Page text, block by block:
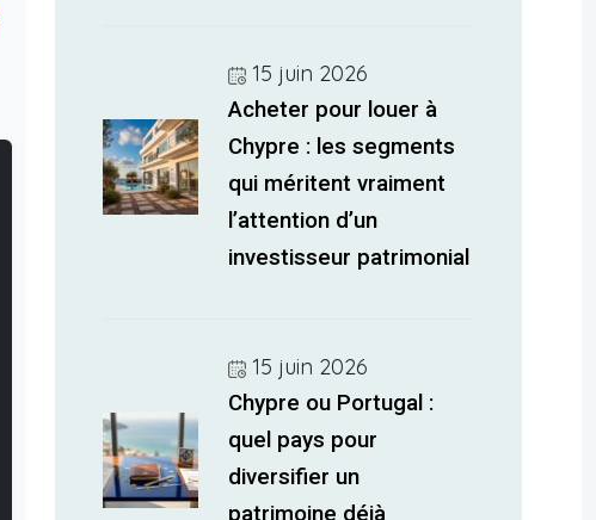
15 juin 2026
Acheter pour louer à
Chypre : les segments
qui méritent vraiment
l’attention d’un
investisseur patrimonial
15 juin 2026
Chypre ou Portugal :
quel pays pour
diversifier un
patrimoine déjà